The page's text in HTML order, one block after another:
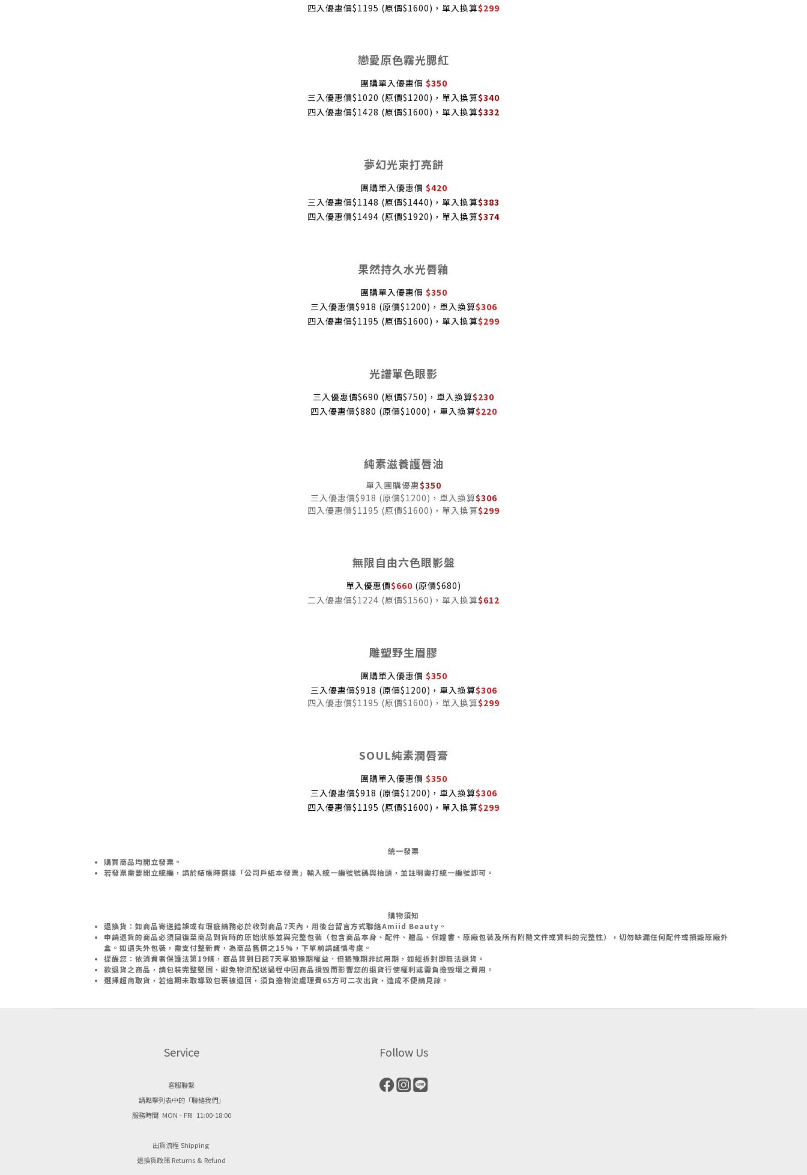
四入優惠價$1195 (原價$1600)，單入換算$299
戀愛原色霧光腮紅
團購單入優惠價 $350
三入優惠價$1020 (原價$1200)，單入換算$340
四入優惠價$1428 (原價$1600)，單入換算$332
夢幻光束打亮餅
團購單入優惠價 $420
三入優惠價$1148 (原價$1440)，單入換算$383
四入優惠價$1494 (原價$1920)，單入換算$374
果然持久水光唇釉
團購單入優惠價 $350
三入優惠價$918 (原價$1200)，單入換算$306
四入優惠價$1195 (原價$1600)，單入換算$299
光譜單色眼影
三入優惠價$690 (原價$750)，單入換算$230
四入優惠價$880 (原價$1000)，單入換算$220
純素滋養護唇油
單入團購優惠$350
三入優惠價$918 (原價$1200)，單入換算$306
四入優惠價$1195 (原價$1600)，單入換算$299
無限自由六色眼影盤
單入優惠價$660 (原價$680)
二入優惠價$1224 (原價$1560)，單入換算$612
雕塑野生眉膠
團購單入優惠價 $350
三入優惠價$918 (原價$1200)，單入換算$306
四入優惠價$1195 (原價$1600)，單入換算$299
SOUL純素潤唇膏
團購單入優惠價 $350
三入優惠價$918 (原價$1200)，單入換算$306
四入優惠價$1195 (原價$1600)，單入換算$299
統一發票
購買商品均開立發票。
若發票需要開立統編，請於結帳時選擇「公司戶紙本發票」輸入統一編號號碼與抬頭，並註明需打統一編號即可。
購物須知
退換貨：如商品寄送錯誤或有瑕疵請務必於收到商品7天內，用後台留言方式聯絡Amiid Beauty。
申請退貨的商品必須回復至商品到貨時的原始狀態並與完整包裝（包含商品本身、配件、贈品、保證書、原廠包裝及所有附隨文件或資料的完整性），切勿缺漏任何配件或損毀原廠外
盒。如遺失外包裝，需支付整新費，為商品售價之15%，下單前請謹慎考慮。
提醒您：依消費者保護法第19條，商品貨到日起7天享猶豫期權益．但猶豫期非試用期，如經拆封即無法退貨。
欲退貨之商品，請包裝完整堅固，避免物流配送過程中因商品損毀而影響您的退貨行使權利或需負擔毀壞之費用。
選擇超商取貨，若逾期未取導致包裹被退回，須負擔物流處理費65方可二次出貨，造成不便請見諒。
Service
客服聯繫
請點擊列表中的「聯絡我們」
服務時間 MON - FRI 11:00-18:00
出貨流程 Shipping
退換貨政策 Returns & Refund
Follow Us